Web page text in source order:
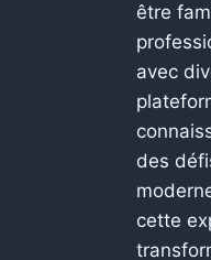
être
avec
des
cette